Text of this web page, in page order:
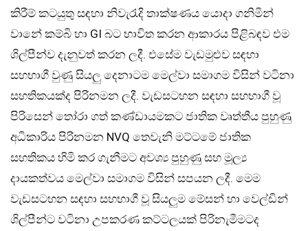
කිරීම් කටයුතු සඳහා නිවැරැදි තාක්ෂණය යොදා ගනිමින්
වානේ කම්බි හා GI බට භාවිත කරන ආකාරය පිළිබඳව එම
ශිල්පීන්ව දැනුවත් කරන ලදී. එසේම වැඩමුළුව සඳහා
සහභාගී වුණු සියලු දෙනාටම මෙල්වා සමාගම විසින් වටිනා
සහතිකයක්ද පිරිනමන ලදී. වැඩසටහන සඳහා සහභාගී වූ
පිරිසෙන් තෝරා ගත් කණ්ඩායමකට ජාතික වෘත්තීය පුහුණු
අධිකාරිය පිරිනමන NVQ තෙවැනි මට්ටමේ ජාතික
සහතිකය හිමි කර ගැනීමට අවශ්‍ය පුහුණු සහ මූල්‍ය
දායකත්වය මෙල්වා සමාගම විසින් සපයන ලදී. මෙම
වැඩසටහන සඳහා සහභාගී වූ සියලුම මේසන් හා වෙල්ඩින්
ශිල්පීන්ට වටිනා උපකරණ කට්ටලයක් පිරිනැමීමටද